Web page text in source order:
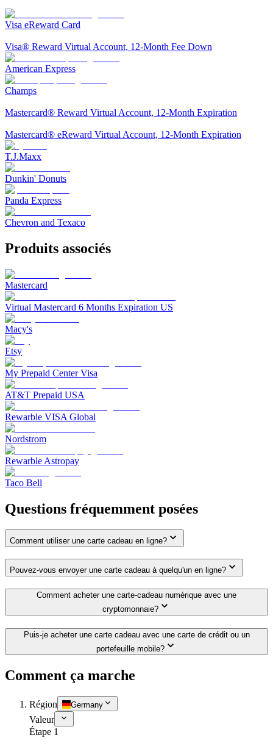
Visa eReward Card
Visa® Reward Virtual Account, 12-Month Fee Down
American Express
Champs
Mastercard® Reward Virtual Account, 12-Month Expiration
Mastercard® eReward Virtual Account, 12-Month Expiration
T.J.Maxx
Dunkin' Donuts
Panda Express
Chevron and Texaco
Produits associés
Mastercard
Virtual Mastercard 6 Months Expiration US
Macy's
Etsy
My Prepaid Center Visa
AT&T Prepaid USA
Rewarble VISA Global
Nordstrom
Rewarble Astropay
Taco Bell
Questions fréquemment posées
Comment utiliser une carte cadeau en ligne?
Pouvez-vous envoyer une carte cadeau à quelqu'un en ligne?
Comment acheter une carte-cadeau numérique avec une
cryptomonnaie?
Puis-je acheter une carte cadeau avec une carte de crédit ou un
portefeuille mobile?
Comment ça marche
Région Germany
Valeur
Étape 1